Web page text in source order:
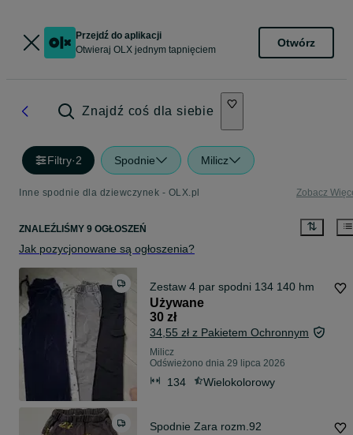
Przejdź do aplikacji
Otwieraj OLX jednym tapnięciem
Otwórz
Znajdź coś dla siebie
Filtry·2 Spodnie Milicz
Inne spodnie dla dziewczynek - OLX.pl Zobacz
ZNALEŹLIŚMY 9 OGŁOSZEŃ
Jak pozycjonowane są ogłoszenia?
Zestaw 4 par spodni 134 140 hm
Używane
30 zł
34,55 zł z Pakietem Ochronnym
Milicz
Odświeżono dnia 29 lipca 2026
134 Wielokolorowy
Spodnie Zara rozm.92